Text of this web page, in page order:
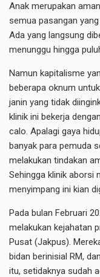
Anak merupakan
semua pasangan
Ada yang langsung
menunggu hingga
Namun kapitalisme
beberapa oknum
janin yang tidak
klinik ini bekerja
calo. Apalagi gaya
banyak para pemuda
melakukan tindakan
Sehingga klinik aborsi
menyimpang ini kian
Pada bulan Februari
melakukan kejahatan
Pusat (Jakpus).
bidan berinisial RM,
itu, setidaknya sudah